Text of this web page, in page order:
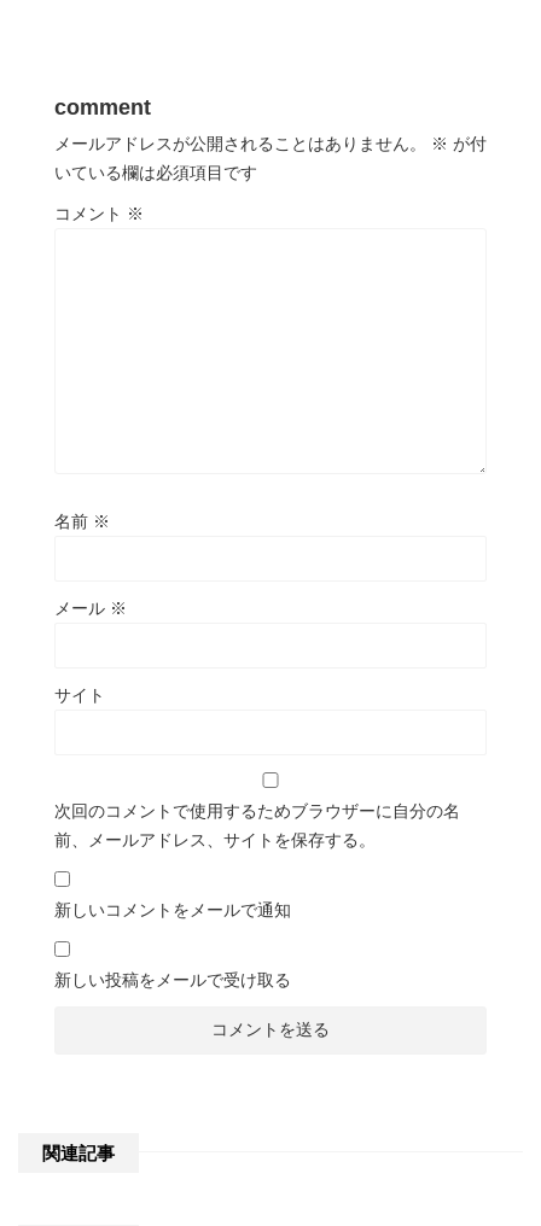
comment
メールアドレスが公開されることはありません。 ※ が付
いている欄は必須項目です
コメント ※
名前 ※
メール ※
サイト
次回のコメントで使用するためブラウザーに自分の名
前、メールアドレス、サイトを保存する。
新しいコメントをメールで通知
新しい投稿をメールで受け取る
関連記事